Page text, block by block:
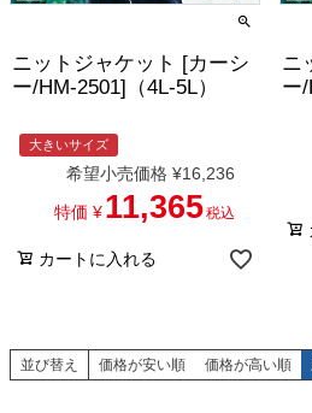
ニットジャケット [カーシ
ー/HM-2501]（4L-5L）
大きいサイズ
希望小売価格 ¥16,236
特価 ¥ 11,365税込
カートに入れる
ニ
ー
並び替え 価格が安い順 価格が高い順